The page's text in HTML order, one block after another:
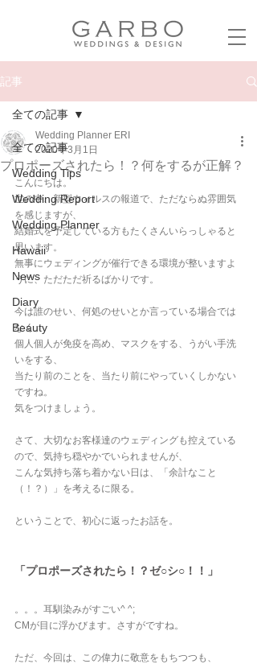
記事
全ての記事
Wedding Tips
Wedding Report
Wedding Planner
Hawaii
News
Diary
Beauty
全ての記事
プロポーズされたら！？何をするが正解？
Wedding Planner ERI
2020年3月1日
こんにちは。
世の中、新型ウィルスの報道で、ただならぬ雰囲気
を感じますが、
結婚式を予定している方もたくさんいらっしゃると
思います。
無事にウェディングが催行できる環境が整いますよ
うに、ただただ祈るばかりです。
今は誰のせい、何処のせいとか言っている場合では
なく、
個人個人が免疫を高め、マスクをする、うがい手洗
いをする、
当たり前のことを、当たり前にやっていくしかない
ですね。
気をつけましょう。
さて、大切なお客様達のウェディングも控えている
ので、気持ち穏やかでいられませんが、
こんな気持ち落ち着かない日は、「余計なこと
（！？）」を考えるに限る。
ということで、初心に返ったお話を。
「プロポーズされたら！？ゼ○シ○！！」
。。。耳馴染みがすごい^ ^;
CMが目に浮かびます。さすがですね。
ただ、今回は、この偉力に敬意をもちつつも、